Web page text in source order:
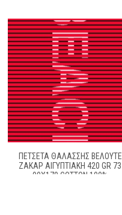
ΠΕΤΣΕΤΑ ΘΑΛΑΣΣΗΣ ΒΕΛΟΥΤΕ
ΖΑΚΆΡ ΑΙΓΥΠΤΙΑΚΉ 420 GR 73
90X170 COTTON 100%